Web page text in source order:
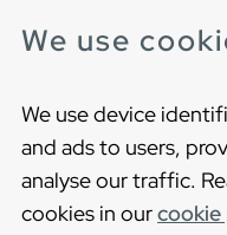
We use
We use device
and ads to users,
analyse our traffic.
cookies in ourcookie